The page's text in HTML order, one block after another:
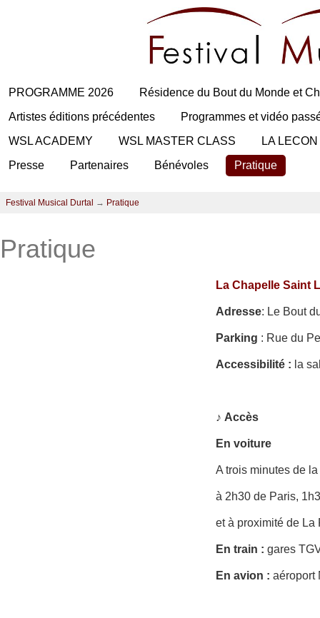
PROGRAMME 2026
Résidence du Bout du Monde et
Artistes éditions précédentes
Programmes et vidéo
WSL ACADEMY
WSL MASTER CLASS
LA
Presse
Partenaires Bénévoles Pratique
Festival Musical Durtal → Pratique
Pratique
La Chapelle Saint
Adresse: Le Bout
Parking : Rue du
Accessibilité : la
♪ Accès
En voiture
A trois minutes de
à 2h30 de Paris,
et à proximité de La
En train : gares
En avion : aéroport